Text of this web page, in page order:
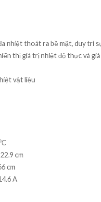
thoát ra bề mặt, duy trì
thị giá trị nhiệt độ thực và
vật liệu
C
cm
cm
A